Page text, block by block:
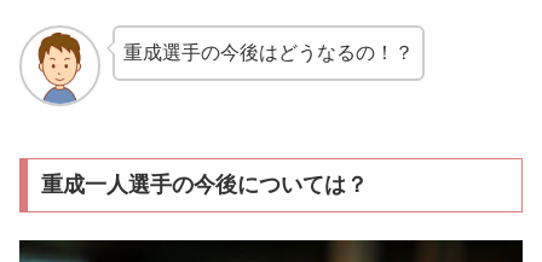
重成選手の今後はどうなるの！？
重成一人選手の今後については？